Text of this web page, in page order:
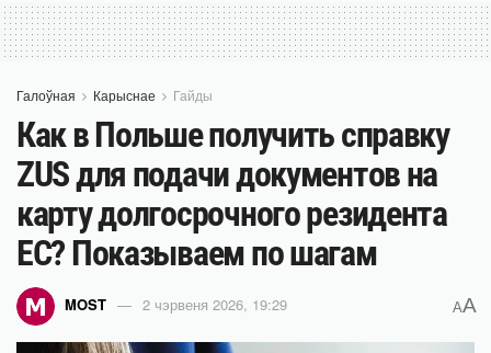
Галоўная Карыснае Гайды
Как в Польше получить справку
ZUS для подачи документов на
карту долгосрочного резидента
ЕС? Показываем по шагам
MOST 2 чэрвеня 2026, 19:29 AA